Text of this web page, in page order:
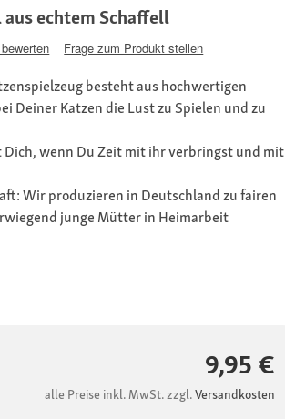
echtem Schaffell
Frage zum Produkt stellen
besteht aus hochwertigen
Deiner Katzen die Lust zu Spielen und zu
Dich, wenn Du Zeit mit ihr verbringst und mit
Wir produzieren in Deutschland zu fairen
junge Mütter in Heimarbeit
9,95 €
alle Preise inkl. MwSt. zzgl.Versandkosten